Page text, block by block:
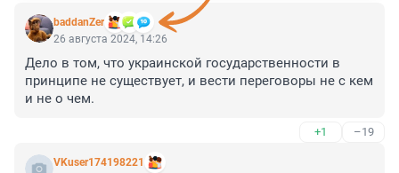
baddanZer
26 августа 2024, 14:26
Дело в том, что украинской государственности в
принципе не существует, и вести переговоры не с кем
и не о чем.
+1 –19
VKuser174198221